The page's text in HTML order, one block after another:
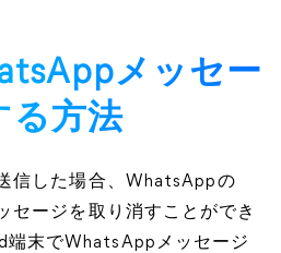
メッセー
る方法
信した場合、WhatsAppの
セージを取り消すことができ
端末でWhatsAppメッセージ